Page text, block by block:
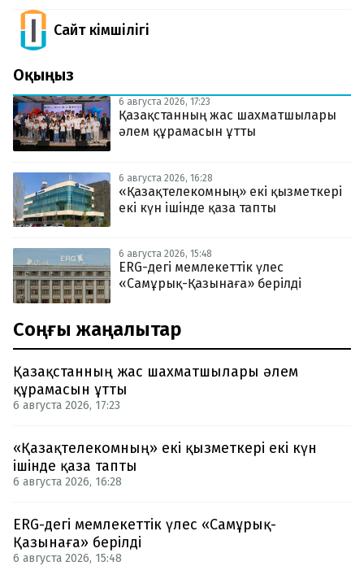
Сайт Әкімшілігі
Оқыңыз
6 августа 2026, 17:23
Қазақстанның жас шахматшылары
әлем құрамасын ұтты
6 августа 2026, 16:28
«Қазақтелекомның» екі қызметкері
екі күн ішінде қаза тапты
6 августа 2026, 15:48
ERG-дегі мемлекеттік үлес
«Самұрық-Қазынаға» берілді
Соңғы жаңалықтар
Қазақстанның жас шахматшылары әлем
құрамасын ұтты
6 августа 2026, 17:23
«Қазақтелекомның» екі қызметкері екі күн
ішінде қаза тапты
6 августа 2026, 16:28
ERG-дегі мемлекеттік үлес «Самұрық-
Қазынаға» берілді
6 августа 2026, 15:48